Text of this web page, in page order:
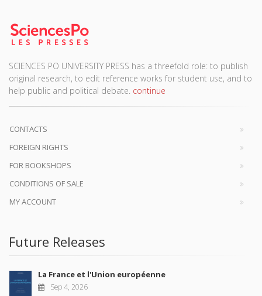
SCIENCES PO UNIVERSITY PRESS has a threefold role: to publish
original research, to edit reference works for student use, and to
help public and political debate. continue
CONTACTS
FOREIGN RIGHTS
FOR BOOKSHOPS
CONDITIONS OF SALE
MY ACCOUNT
Future Releases
La France et l'Union européenne
Sep 4, 2026